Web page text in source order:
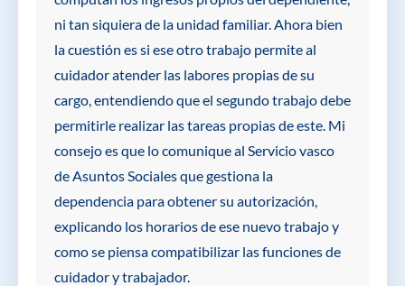
ni tan siquiera de la unidad familiar. Ahora bien
la cuestión es si ese otro trabajo permite al
cuidador atender las labores propias de su
cargo, entendiendo que el segundo trabajo debe
permitirle realizar las tareas propias de este. Mi
consejo es que lo comunique al Servicio vasco
de Asuntos Sociales que gestiona la
dependencia para obtener su autorización,
explicando los horarios de ese nuevo trabajo y
como se piensa compatibilizar las funciones de
cuidador y trabajador.